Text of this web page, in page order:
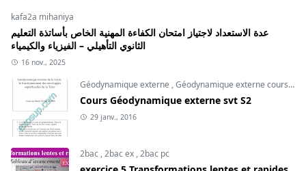
kafa2a mihaniya
عدة الاستعداد لاجتياز امتحان الكفاءة المهنية الخاص بأساتذة التعليم
الثانوي التأهيلي – الفيزياء والكيمياء
16 nov., 2025
Géodynamique externe ,Géodynamique externe cours ,
Cours Géodynamique externe svt S2
29 janv., 2016
2bac ,2bac ex ,2bac pc